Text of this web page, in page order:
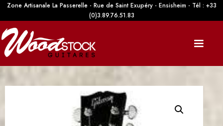
Zone Artisanale La Passerelle - Rue de Saint Exupéry - Ensisheim - Tél : +33
(0)3.89.76.51.83